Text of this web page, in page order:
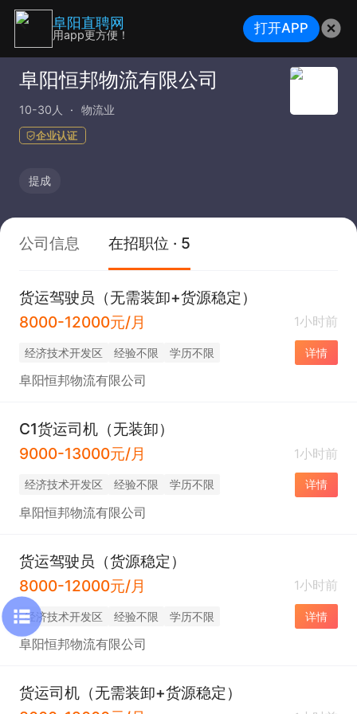
阜阳恒邦物流有限公司
10-30人 物流业
企业认证
提成
公司信息 在招职位 · 5
货运驾驶员（无需装卸+货源稳定）
8000-12000元/月
1小时前
经济技术开发区 经验不限 学历不限 详情
阜阳恒邦物流有限公司
C1货运司机（无装卸）
9000-13000元/月
1小时前
经济技术开发区 经验不限 学历不限 详情
阜阳恒邦物流有限公司
货运驾驶员（货源稳定）
8000-12000元/月
1小时前
经济技术开发区 经验不限 学历不限 详情
阜阳恒邦物流有限公司
货运司机（无需装卸+货源稳定）
阜阳直聘网
用app更方便！ 打开APP